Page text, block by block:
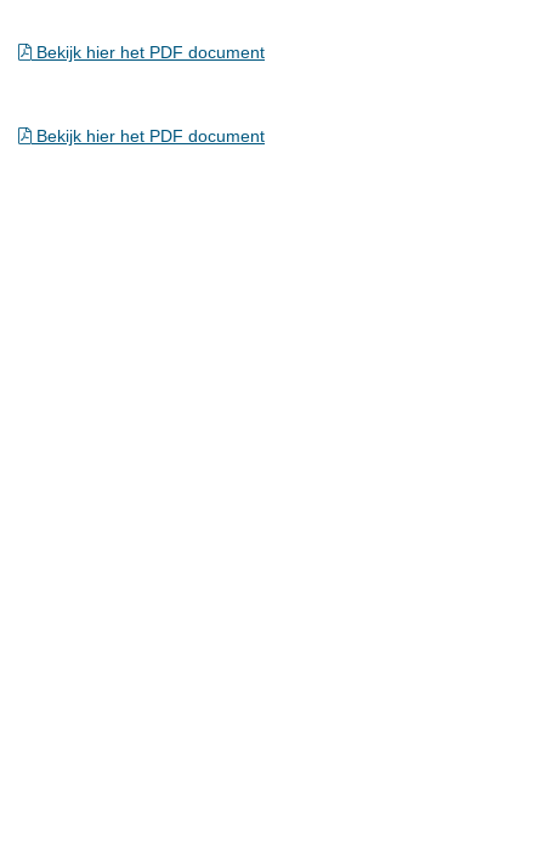
Bekijk hier het PDF document
Bekijk hier het PDF document